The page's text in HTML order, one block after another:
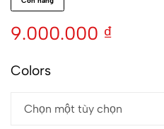
9.000.000 ₫
Colors